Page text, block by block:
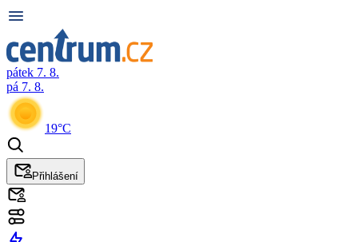
pátek 7. 8.
pá 7. 8.
19°C
Přihlášení